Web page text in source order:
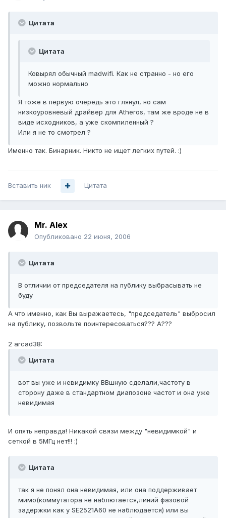
Цитата
Цитата
Ковырял обычный madwifi. Как не странно - но его
можно нормально
Я тоже в первую очередь это глянул, но сам
низкоуровневый драйвер для Atheros, там же вроде не в
виде исходников, а уже скомпиленный ?
Или я не то смотрел ?
Именно так. Бинарник. Никто не ищет легких путей. :)
Вставить ник Цитата
Mr. Alex
Опубликовано 22 июня, 2006
Цитата
В отличии от председателя на публику выбрасывать не
буду
А что именно, как Вы выражаетесь, "председатель" выбросил
на публику, позвольте поинтересоваться??? А???
2 arcad38:
Цитата
вот вы уже и невидимку ВВшную сделали,частоту в
сторону даже в стандартном диапозоне частот и она уже
невидимая
И опять неправда! Никакой связи между "невидимкой" и
сеткой в 5МГц нет!!! :)
Цитата
так я не понял она невидимая, или она поддерживает
мимо(коммутатора не наблютается,линий фазовой
задержки как у SE2521A60 не наблюдается) или вы